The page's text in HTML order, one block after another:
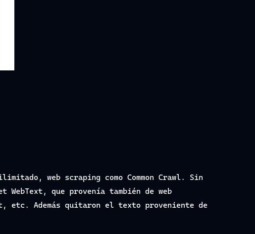
web scraping como Common Crawl. Sin
que provenía también de web
Además quitaron el texto proveniente de